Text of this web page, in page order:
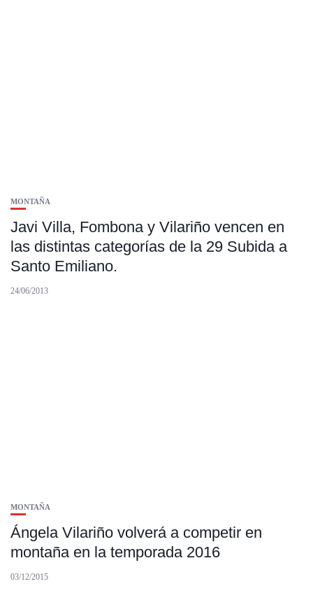
MONTAÑA
Javi Villa, Fombona y Vilariño vencen en
las distintas categorías de la 29 Subida a
Santo Emiliano.
24/06/2013
MONTAÑA
Ángela Vilariño volverá a competir en
montaña en la temporada 2016
03/12/2015